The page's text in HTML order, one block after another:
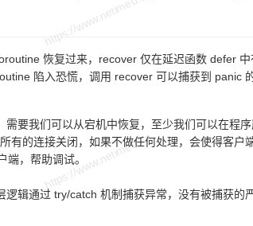
恢复过来，recover 仅在延迟函数 defer 中
陷入恐慌，调用 recover 可以捕获到 panic
要我们可以从宕机中恢复，至少我们可以在程
有的连接关闭，如果不做任何处理，会使得客户
，帮助调试。
辑通过 try/catch 机制捕获异常，没有被捕获的